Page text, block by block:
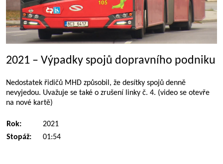
2021 – Výpadky spojů dopravního podniku
Nedostatek řidičů MHD způsobil, že desítky spojů denně
nevyjedou. Uvažuje se také o zrušení linky č. 4. (video se otevře
na nové kartě)
Rok:
2021
Stopáž:
01:54